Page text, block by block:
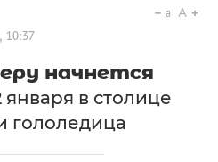
10:37
a A
начнется
января в столице
гололедица